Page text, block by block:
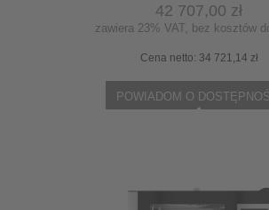
42 707,00 zł
zawiera 23% VAT, bez kosztów
Cena netto: 34 721,14 zł
POWIADOM O